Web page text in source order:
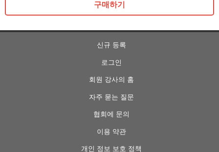
구매하기
신규 등록
로그인
회원 강사의 홈
자주 묻는 질문
협회에 문의
이용 약관
개인 정보 보호 정책